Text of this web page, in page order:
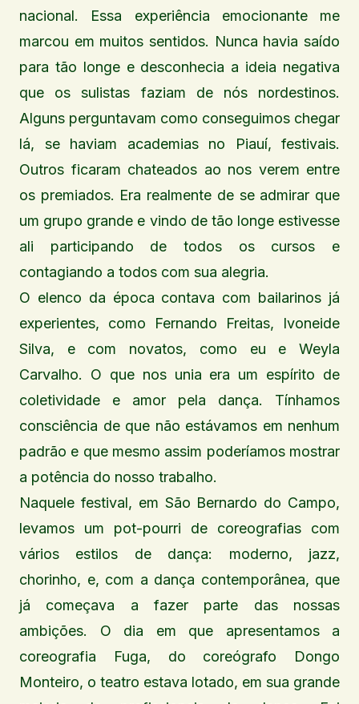
nacional. Essa experiência emocionante me
marcou em muitos sentidos. Nunca havia saído
para tão longe e desconhecia a ideia negativa
que os sulistas faziam de nós nordestinos.
Alguns perguntavam como conseguimos chegar
lá, se haviam academias no Piauí, festivais.
Outros ficaram chateados ao nos verem entre
os premiados. Era realmente de se admirar que
um grupo grande e vindo de tão longe estivesse
ali participando de todos os cursos e
contagiando a todos com sua alegria.
O elenco da época contava com bailarinos já
experientes, como Fernando Freitas, Ivoneide
Silva, e com novatos, como eu e Weyla
Carvalho. O que nos unia era um espírito de
coletividade e amor pela dança. Tínhamos
consciência de que não estávamos em nenhum
padrão e que mesmo assim poderíamos mostrar
a potência do nosso trabalho.
Naquele festival, em São Bernardo do Campo,
levamos um pot-pourri de coreografias com
vários estilos de dança: moderno, jazz,
chorinho, e, com a dança contemporânea, que
já começava a fazer parte das nossas
ambições. O dia em que apresentamos a
coreografia Fuga, do coreógrafo Dongo
Monteiro, o teatro estava lotado, em sua grande